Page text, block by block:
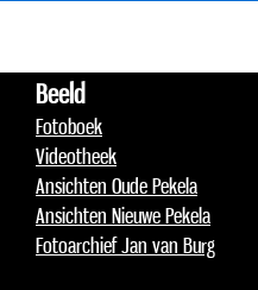
Beeld
Fotoboek
Videotheek
Ansichten Oude Pekela
Ansichten Nieuwe Pekela
Fotoarchief Jan van Burg